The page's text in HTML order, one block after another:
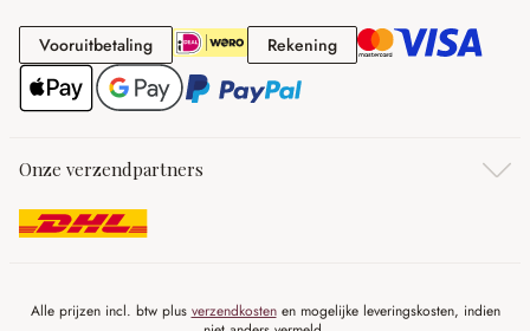
VooruitbetalingVooruitbetaling RekeningRekening
Onze verzendpartners
Alle prijzen incl. btw plus verzendkostenen mogelijke leveringskosten, indien